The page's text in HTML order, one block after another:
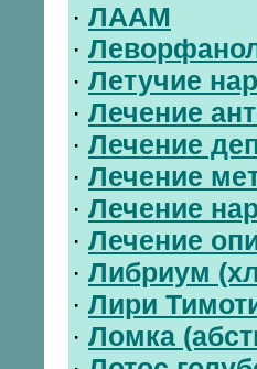
· ЛААМ
·
· Летучие
· Лечение
· Лечение
· Лечение
· Лечение
· Лечение
· Либриум
· Лири
· Ломка